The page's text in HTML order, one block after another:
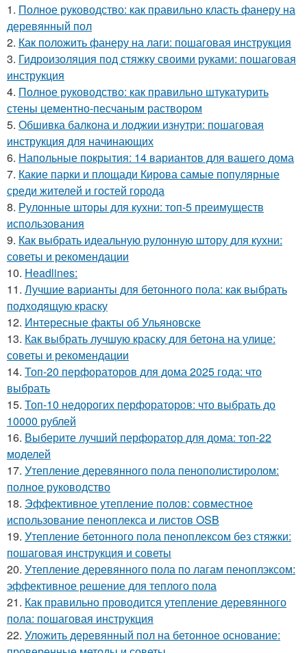
1. Полное руководство: как правильно класть фанеру на
деревянный пол
2. Как положить фанеру на лаги: пошаговая инструкция
3. Гидроизоляция под стяжку своими руками: пошаговая
инструкция
4. Полное руководство: как правильно штукатурить
стены цементно-песчаным раствором
5. Обшивка балкона и лоджии изнутри: пошаговая
инструкция для начинающих
6. Напольные покрытия: 14 вариантов для вашего дома
7. Какие парки и площади Кирова самые популярные
среди жителей и гостей города
8. Рулонные шторы для кухни: топ-5 преимуществ
использования
9. Как выбрать идеальную рулонную штору для кухни:
советы и рекомендации
10. Headlines:
11. Лучшие варианты для бетонного пола: как выбрать
подходящую краску
12. Интересные факты об Ульяновске
13. Как выбрать лучшую краску для бетона на улице:
советы и рекомендации
14. Топ-20 перфораторов для дома 2025 года: что
выбрать
15. Топ-10 недорогих перфораторов: что выбрать до
10000 рублей
16. Выберите лучший перфоратор для дома: топ-22
моделей
17. Утепление деревянного пола пенополистиролом:
полное руководство
18. Эффективное утепление полов: совместное
использование пеноплекса и листов OSB
19. Утепление бетонного пола пеноплексом без стяжки:
пошаговая инструкция и советы
20. Утепление деревянного пола по лагам пеноплэксом:
эффективное решение для теплого пола
21. Как правильно проводится утепление деревянного
пола: пошаговая инструкция
22. Уложить деревянный пол на бетонное основание: